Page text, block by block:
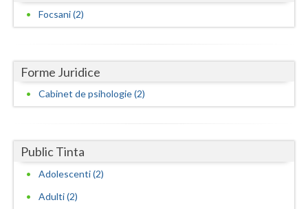
Neamt
Prahova
Sibiu
Focsani (2)
Forme Juridice
Cabinet de psihologie (2)
Public Tinta
Adolescenti (2)
Adulti (2)